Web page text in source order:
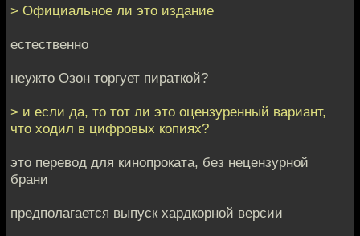
> Официальное ли это издание
естественно
неужто Озон торгует пираткой?
> и если да, то тот ли это оцензуренный вариант,
что ходил в цифровых копиях?
это перевод для кинопроката, без нецензурной
брани
предполагается выпуск хардкорной версии